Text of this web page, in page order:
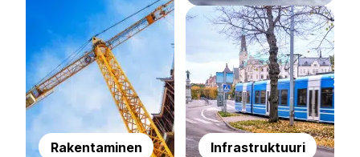
Rakentaminen Infrastruktuuri